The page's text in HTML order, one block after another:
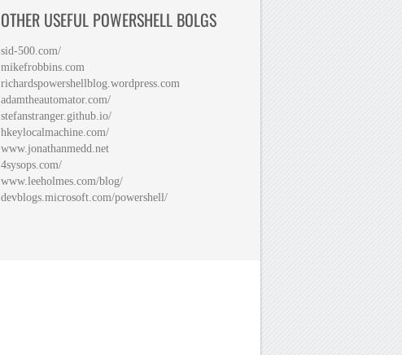
OTHER USEFUL POWERSHELL BOLGS
sid-500.com/
mikefrobbins.com
richardspowershellblog.wordpress.com
adamtheautomator.com/
stefanstranger.github.io/
hkeylocalmachine.com/
www.jonathanmedd.net
4sysops.com/
www.leeholmes.com/blog/
devblogs.microsoft.com/powershell/